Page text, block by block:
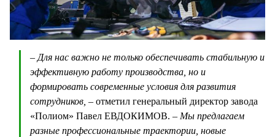
– Для нас важно не только обеспечивать стабильную и
эффективную работу производства, но и
формировать современные условия для развития
сотрудников, – отметил генеральный директор завода
«Полиом» Павел ЕВДОКИМОВ. – Мы предлагаем
разные профессиональные траектории, новые